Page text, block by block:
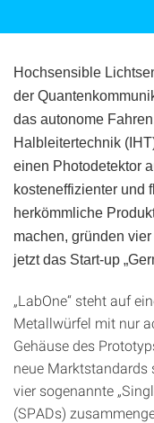
Hochsensible
der
das autonome
Halbleitertechnik
einen Photodetektor
kosteneffizienter und
herkömmliche
machen, gründen
jetzt das Start-up
„LabOne“ steht auf
Metallwürfel mit nur
Gehäuse des
neue Marktstandards
vier sogenannte
(SPADs)